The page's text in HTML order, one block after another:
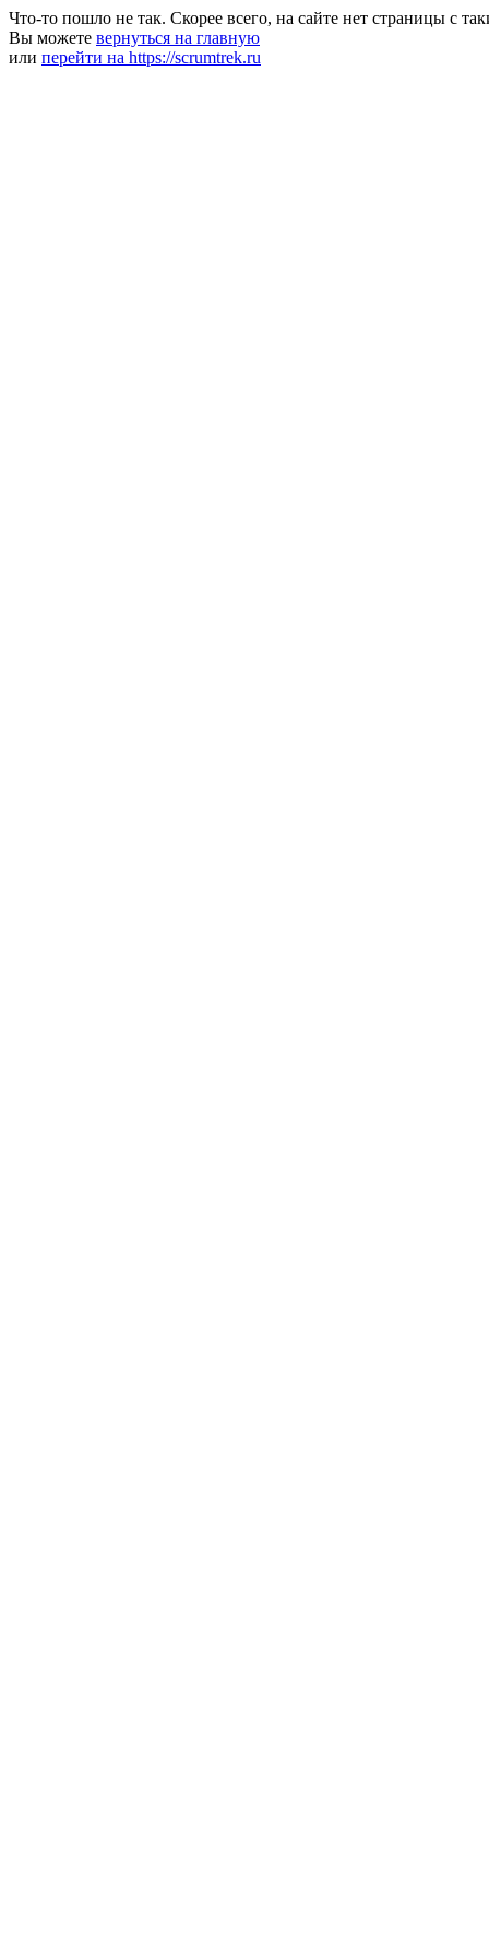
Что-то пошло не так. Скорее всего, на сайте нет страницы с
Вы можете вернуться на главную
или перейти на https://scrumtrek.ru